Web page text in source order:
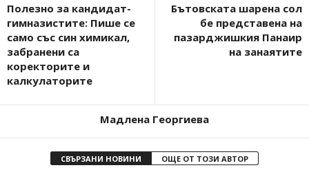
Полезно за кандидат-
гимназистите: Пише се
само със син химикал,
забранени са
коректорите и
калкулаторите
Бътовската шарена сол
бе представена на
пазарджишкия Панаир
на занаятите
Мадлена Георгиева
СВЪРЗАНИ НОВИНИ ОЩЕ ОТ ТОЗИ АВТОР